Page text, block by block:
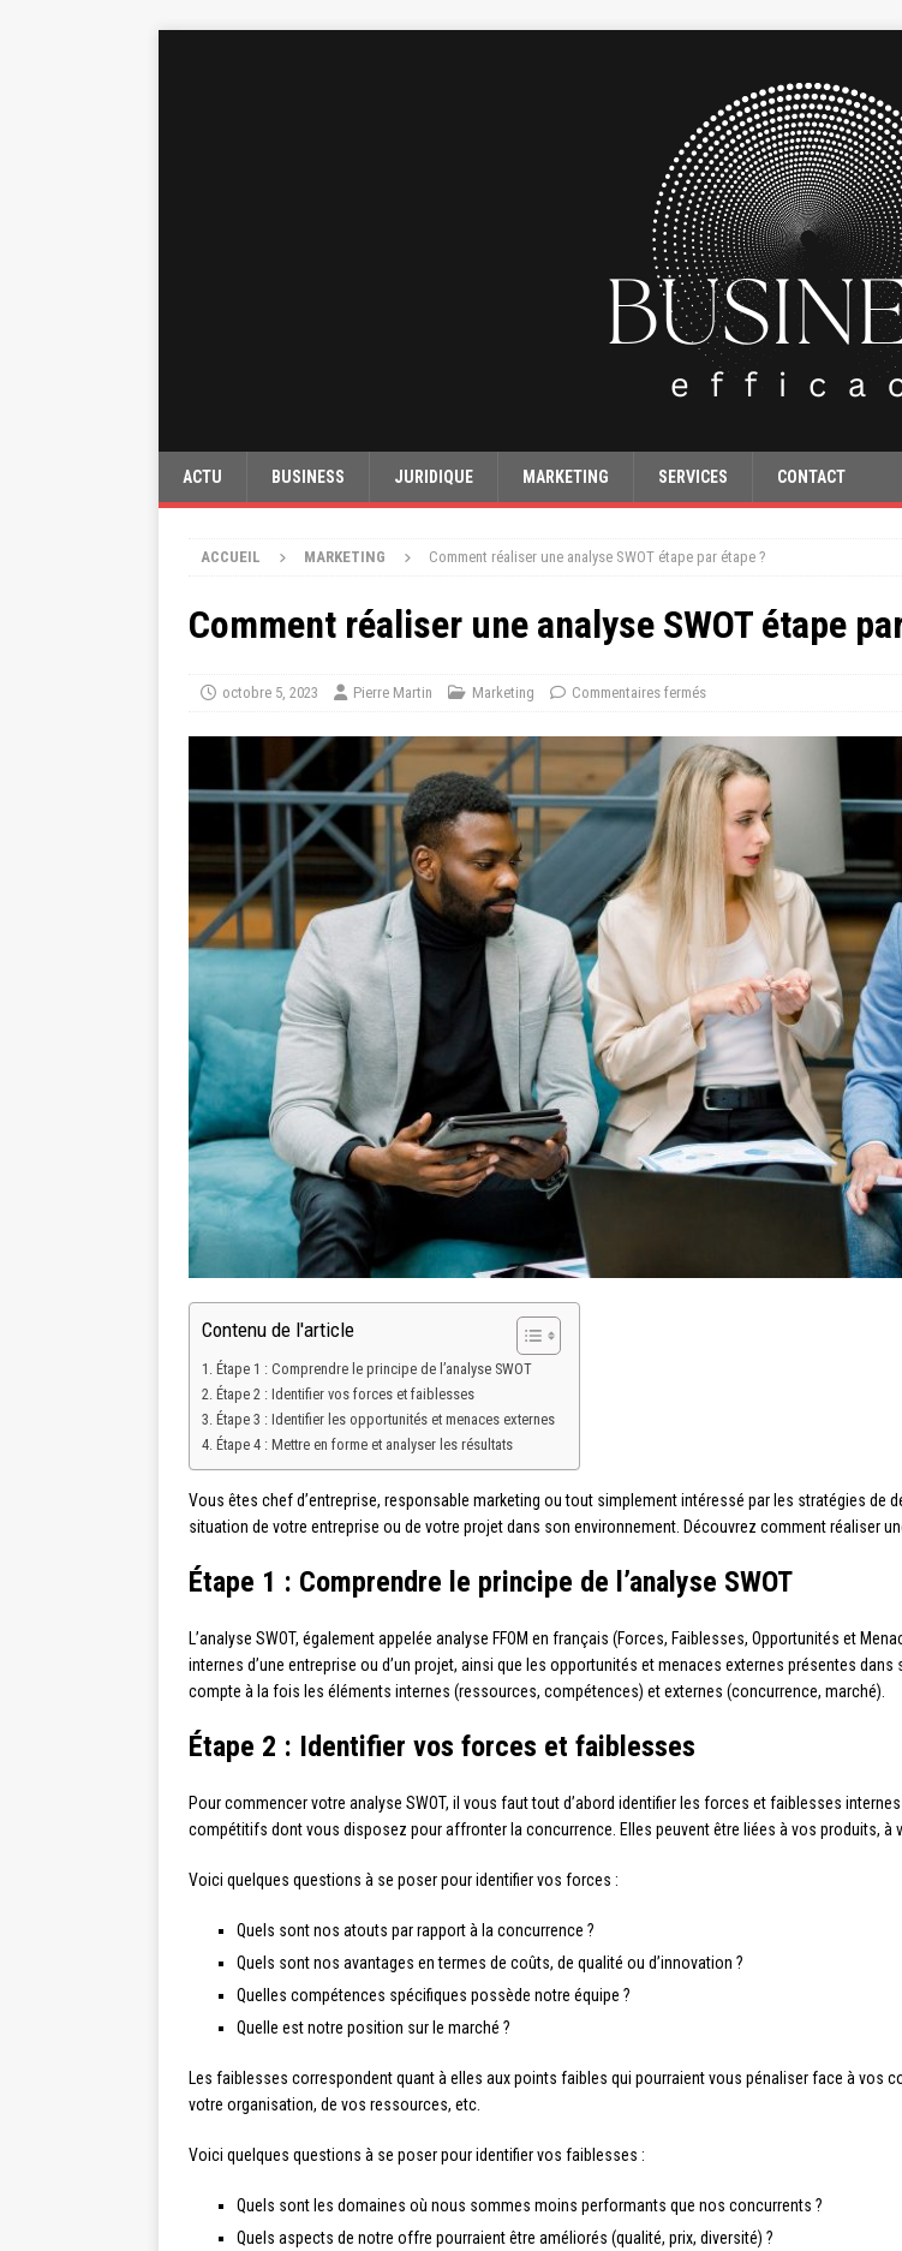
ACTU BUSINESS JURIDIQUE MARKETING SERVICES CONTACT
ACCUEIL MARKETING Comment réaliser une analyse SWOT étape par étape ?
Comment réaliser une analyse SWOT étape
octobre 5, 2023 Pierre Martin Marketing Commentaires fermés
Contenu de l'article
Étape 1 : Comprendre le principe de l’analyse SWOT
Étape 2 : Identifier vos forces et faiblesses
Étape 3 : Identifier les opportunités et menaces externes
Étape 4 : Mettre en forme et analyser les résultats
Vous êtes chef d’entreprise, responsable marketing ou tout simplement intéressé par les stratégies de
situation de votre entreprise ou de votre projet dans son environnement. Découvrez comment réaliser
Étape 1 : Comprendre le principe de l’analyse SWOT
L’analyse SWOT, également appelée analyse FFOM en français (Forces, Faiblesses, Opportunités et
internes d’une entreprise ou d’un projet, ainsi que les opportunités et menaces externes présentes
compte à la fois les éléments internes (ressources, compétences) et externes (concurrence, marché).
Étape 2 : Identifier vos forces et faiblesses
Pour commencer votre analyse SWOT, il vous faut tout d’abord identifier les forces et faiblesses
compétitifs dont vous disposez pour affronter la concurrence. Elles peuvent être liées à vos produits,
Voici quelques questions à se poser pour identifier vos forces :
Quels sont nos atouts par rapport à la concurrence ?
Quels sont nos avantages en termes de coûts, de qualité ou d’innovation ?
Quelles compétences spécifiques possède notre équipe ?
Quelle est notre position sur le marché ?
Les faiblesses correspondent quant à elles aux points faibles qui pourraient vous pénaliser face à vos
votre organisation, de vos ressources, etc.
Voici quelques questions à se poser pour identifier vos faiblesses :
Quels sont les domaines où nous sommes moins performants que nos concurrents ?
Quels aspects de notre offre pourraient être améliorés (qualité, prix, diversité) ?